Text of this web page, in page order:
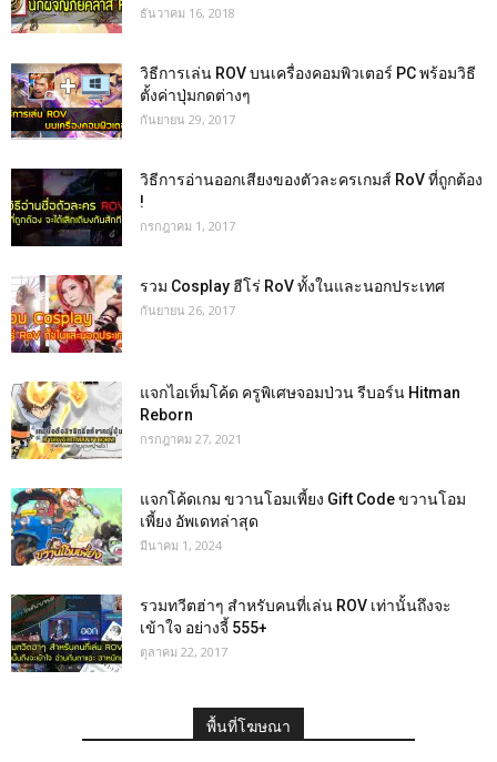
ธันวาคม 16, 2018
วิธีการเล่น ROV บนเครื่องคอมพิวเตอร์ PC พร้อมวิธี
ตั้งค่าปุ่มกดต่างๆ
กันยายน 29, 2017
วิธีการอ่านออกเสียงของตัวละครเกมส์ RoV ที่ถูกต้อง
!
กรกฎาคม 1, 2017
รวม Cosplay ฮีโร่ RoV ทั้งในและนอกประเทศ
กันยายน 26, 2017
แจกไอเท็มโค้ด ครูพิเศษจอมป่วน รีบอร์น Hitman
Reborn
กรกฎาคม 27, 2021
แจกโค้ดเกม ขวานโอมเพี้ยง Gift Code ขวานโอม
เพี้ยง อัพเดทล่าสุด
มีนาคม 1, 2024
รวมทวีตฮ่าๆ สำหรับคนที่เล่น ROV เท่านั้นถึงจะ
เข้าใจ อย่างจี้ 555+
ตุลาคม 22, 2017
พื้นที่โฆษณา